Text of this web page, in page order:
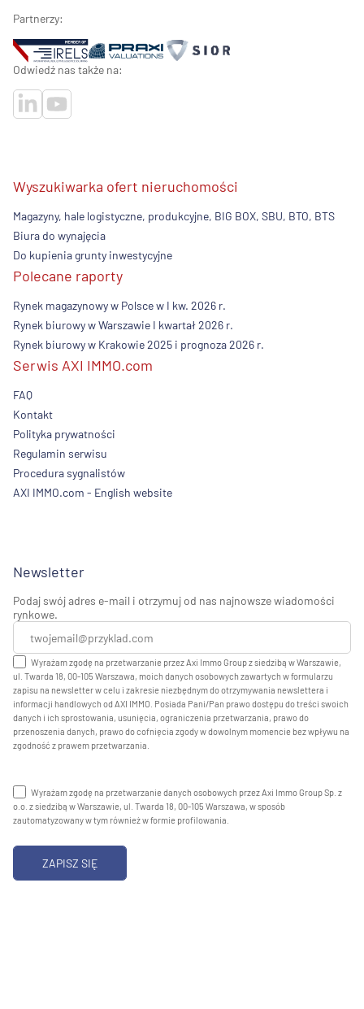
Partnerzy:
Odwiedź nas także na:
Wyszukiwarka ofert nieruchomości
Magazyny, hale logistyczne, produkcyjne, BIG BOX, SBU, BTO, BTS
Biura do wynajęcia
Do kupienia grunty inwestycyjne
Polecane raporty
Rynek magazynowy w Polsce w I kw. 2026 r.
Rynek biurowy w Warszawie I kwartał 2026 r.
Rynek biurowy w Krakowie 2025 i prognoza 2026 r.
Serwis AXI IMMO.com
FAQ
Kontakt
Polityka prywatności
Regulamin serwisu
Procedura sygnalistów
AXI IMMO.com - English website
Newsletter
Podaj swój adres e-mail i otrzymuj od nas najnowsze wiadomości
rynkowe.
Wyrażam zgodę na przetwarzanie przez Axi Immo Group z siedzibą w Warszawie,
ul. Twarda 18, 00-105 Warszawa, moich danych osobowych zawartych w formularzu
zapisu na newsletter w celu i zakresie niezbędnym do otrzymywania newslettera i
informacji handlowych od AXI IMMO. Posiada Pani/Pan prawo dostępu do treści swoich
danych i ich sprostowania, usunięcia, ograniczenia przetwarzania, prawo do
przenoszenia danych, prawo do cofnięcia zgody w dowolnym momencie bez wpływu na
zgodność z prawem przetwarzania.
Wyrażam zgodę na przetwarzanie danych osobowych przez Axi Immo Group Sp. z
o.o. z siedzibą w Warszawie, ul. Twarda 18, 00-105 Warszawa, w sposób
zautomatyzowany w tym również w formie profilowania.